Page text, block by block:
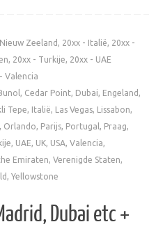
Zeeland , 20xx - Italië, 20xx -
, 20xx - Turkije, 20xx - UAE
Valencia
, Cedar Point, Dubai, Engeland ,
Tepe, Italië, Las Vegas, Lissabon,
, Orlando, Parijs, Portugal , Praag,
, UAE, UK, USA, Valencia,
Emiraten, Verenigde Staten,
, Yellowstone
Dubai etc +